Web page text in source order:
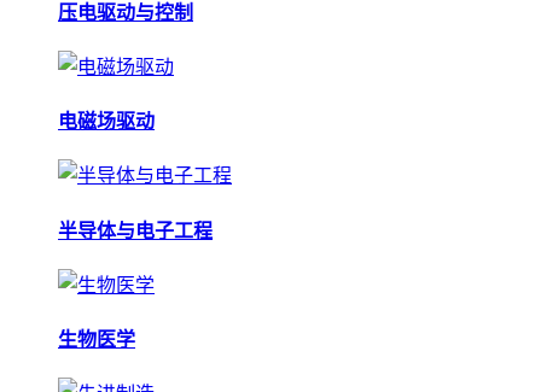
压电驱动与控制
电磁场驱动
半导体与电子工程
生物医学